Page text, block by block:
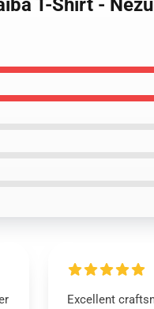
T-Shirt -
Excellent